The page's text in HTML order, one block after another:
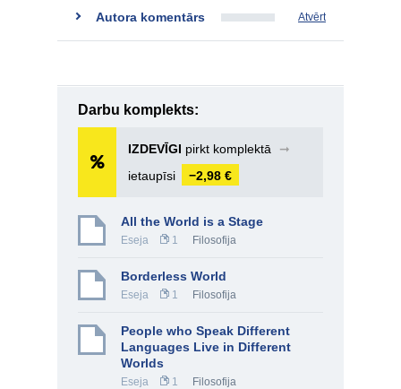
Autora komentārs Atvērt
Darbu komplekts:
IZDEVĪGI pirkt komplektā
➞
ietaupīsi
−2,98 €
All the World is a Stage
Eseja 1 Filosofija
Borderless World
Eseja 1 Filosofija
People who Speak Different
Languages Live in Different
Worlds
Eseja 1 Filosofija